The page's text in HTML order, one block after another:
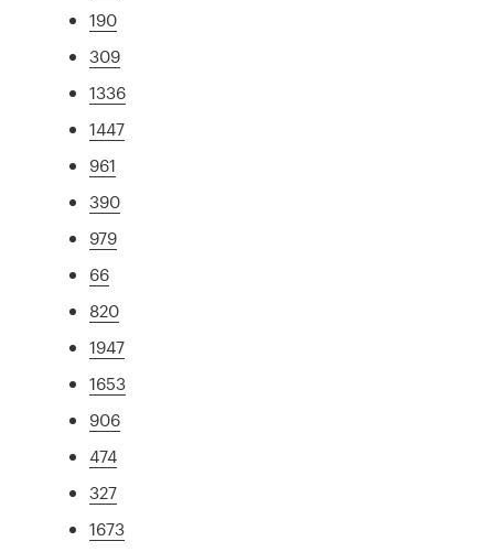
190
309
1336
1447
961
390
979
66
820
1947
1653
906
474
327
1673